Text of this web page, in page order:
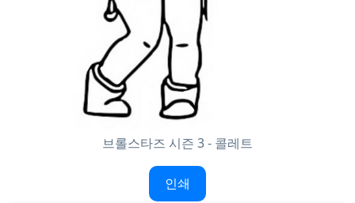
브롤스타즈 시즌 3 - 콜레트
인쇄